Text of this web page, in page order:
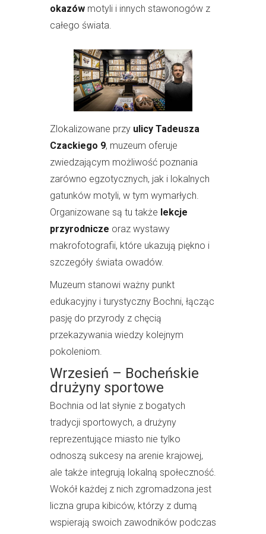
okazów motyli i innych stawonogów z
całego świata.
Zlokalizowane przy ulicy Tadeusza
Czackiego 9, muzeum oferuje
zwiedzającym możliwość poznania
zarówno egzotycznych, jak i lokalnych
gatunków motyli, w tym wymarłych.
Organizowane są tu także lekcje
przyrodnicze oraz wystawy
makrofotografii, które ukazują piękno i
szczegóły świata owadów.
Muzeum stanowi ważny punkt
edukacyjny i turystyczny Bochni, łącząc
pasję do przyrody z chęcią
przekazywania wiedzy kolejnym
pokoleniom.
Wrzesień – Bocheńskie
drużyny sportowe
Bochnia od lat słynie z bogatych
tradycji sportowych, a drużyny
reprezentujące miasto nie tylko
odnoszą sukcesy na arenie krajowej,
ale także integrują lokalną społeczność.
Wokół każdej z nich zgromadzona jest
liczna grupa kibiców, którzy z dumą
wspierają swoich zawodników podczas